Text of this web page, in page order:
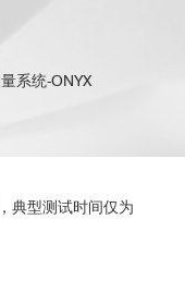
系统-ONYX
典型测试时间仅为